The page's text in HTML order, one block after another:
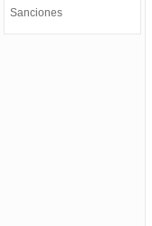
Sanciones